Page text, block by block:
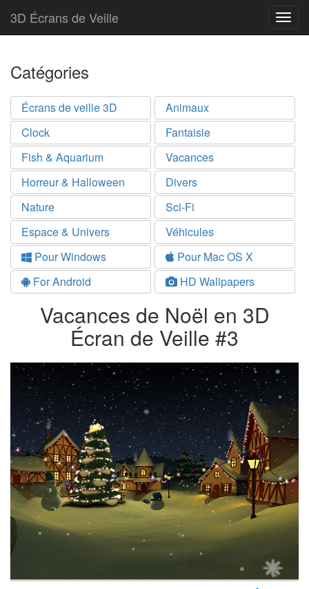
3D Écrans de Veille
Catégories
Écrans de veille 3D
Animaux
Clock
Fantaisie
Fish & Aquarium
Vacances
Horreur & Halloween
Divers
Nature
Sci-Fi
Espace & Univers
Véhicules
Pour Windows
Pour Mac OS X
For Android
HD Wallpapers
Vacances de Noël en 3D
Écran de Veille #3